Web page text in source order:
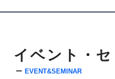
イベント・
EVENT&SEMINAR